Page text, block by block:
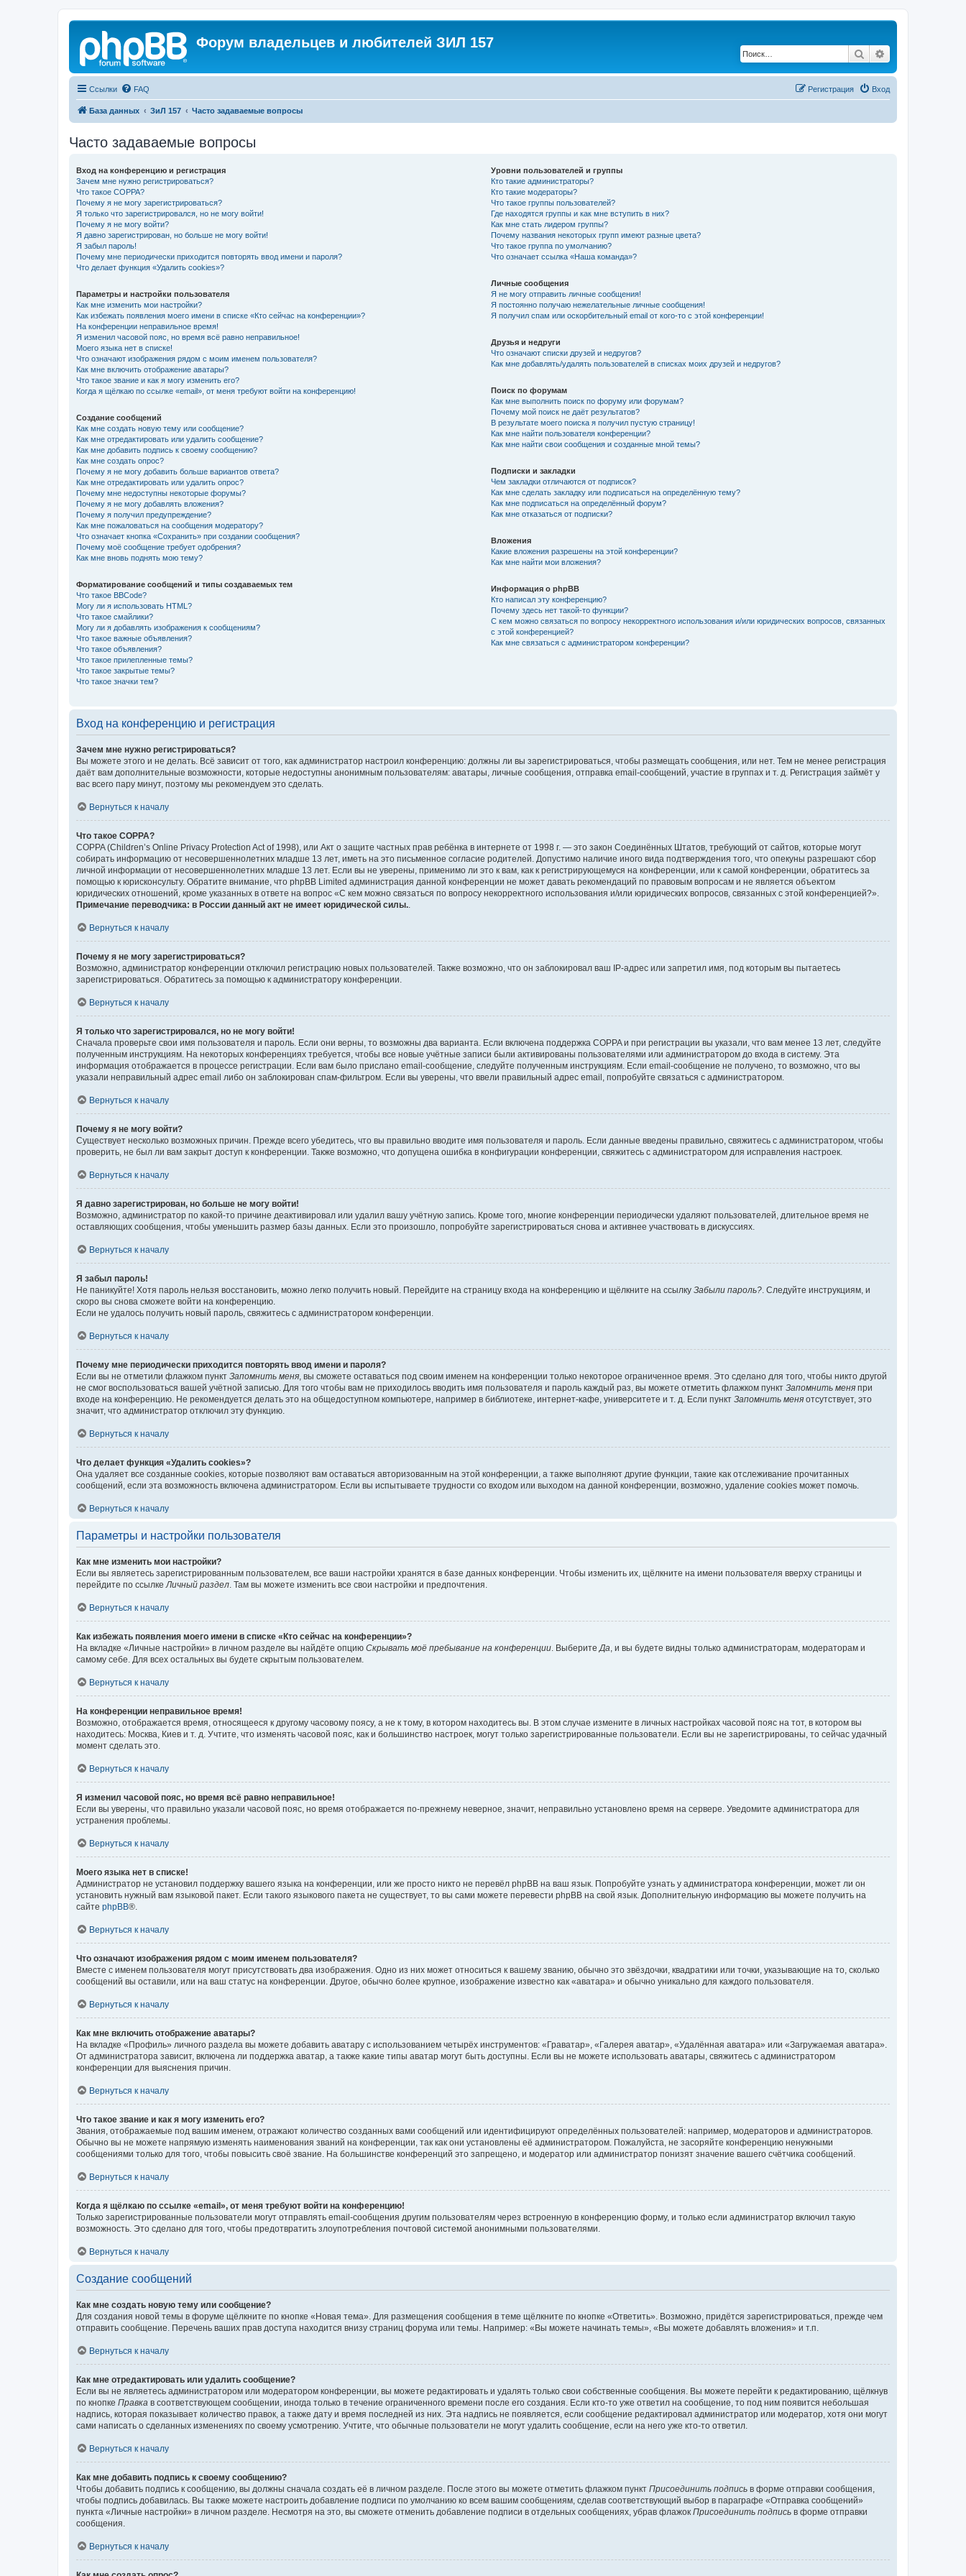
Форум владельцев и любителей ЗИЛ 157
Поиск
Ссылки FAQ Вход
Регистрация
База данных ЗиЛ 157 Часто задаваемые вопросы
Часто задаваемые вопросы
Вход на конференцию и регистрация
Зачем мне нужно регистрироваться?
Что такое COPPA?
Почему я не могу зарегистрироваться?
Я только что зарегистрировался, но не могу войти!
Почему я не могу войти?
Я давно зарегистрирован, но больше не могу войти!
Я забыл пароль!
Почему мне периодически приходится повторять ввод имени и пароля?
Что делает функция «Удалить cookies»?
Параметры и настройки пользователя
Как мне изменить мои настройки?
Как избежать появления моего имени в списке «Кто сейчас на конференции»?
На конференции неправильное время!
Я изменил часовой пояс, но время всё равно неправильное!
Моего языка нет в списке!
Что означают изображения рядом с моим именем пользователя?
Как мне включить отображение аватары?
Что такое звание и как я могу изменить его?
Когда я щёлкаю по ссылке «email», от меня требуют войти на конференцию!
Создание сообщений
Как мне создать новую тему или сообщение?
Как мне отредактировать или удалить сообщение?
Как мне добавить подпись к своему сообщению?
Как мне создать опрос?
Почему я не могу добавить больше вариантов ответа?
Как мне отредактировать или удалить опрос?
Почему мне недоступны некоторые форумы?
Почему я не могу добавлять вложения?
Почему я получил предупреждение?
Как мне пожаловаться на сообщения модератору?
Что означает кнопка «Сохранить» при создании сообщения?
Почему моё сообщение требует одобрения?
Как мне вновь поднять мою тему?
Форматирование сообщений и типы создаваемых тем
Что такое BBCode?
Могу ли я использовать HTML?
Что такое смайлики?
Могу ли я добавлять изображения к сообщениям?
Что такое важные объявления?
Что такое объявления?
Что такое прилепленные темы?
Что такое закрытые темы?
Что такое значки тем?
Уровни пользователей и группы
Кто такие администраторы?
Кто такие модераторы?
Что такое группы пользователей?
Где находятся группы и как мне вступить в них?
Как мне стать лидером группы?
Почему названия некоторых групп имеют разные цвета?
Что такое группа по умолчанию?
Что означает ссылка «Наша команда»?
Личные сообщения
Я не могу отправить личные сообщения!
Я постоянно получаю нежелательные личные сообщения!
Я получил спам или оскорбительный email от кого-то с этой конференции!
Друзья и недруги
Что означают списки друзей и недругов?
Как мне добавлять/удалять пользователей в списках моих друзей и недругов?
Поиск по форумам
Как мне выполнить поиск по форуму или форумам?
Почему мой поиск не даёт результатов?
В результате моего поиска я получил пустую страницу!
Как мне найти пользователя конференции?
Как мне найти свои сообщения и созданные мной темы?
Подписки и закладки
Чем закладки отличаются от подписок?
Как мне сделать закладку или подписаться на определённую тему?
Как мне подписаться на определённый форум?
Как мне отказаться от подписки?
Вложения
Какие вложения разрешены на этой конференции?
Как мне найти мои вложения?
Информация о phpBB
Кто написал эту конференцию?
Почему здесь нет такой-то функции?
С кем можно связаться по вопросу некорректного использования и/или юридических вопросов, связанных
с этой конференцией?
Как мне связаться с администратором конференции?
Вход на конференцию и регистрация
Зачем мне нужно регистрироваться?
Вы можете этого и не делать. Всё зависит от того, как администратор настроил конференцию: должны ли вы зарегистрироваться, чтобы размещать сообщения, или нет. Тем не менее регистрация
даёт вам дополнительные возможности, которые недоступны анонимным пользователям: аватары, личные сообщения, отправка email-сообщений, участие в группах и т. д. Регистрация займёт у
вас всего пару минут, поэтому мы рекомендуем это сделать.
Вернуться к началу
Что такое COPPA?
COPPA (Children’s Online Privacy Protection Act of 1998), или Акт о защите частных прав ребёнка в интернете от 1998 г. — это закон Соединённых Штатов, требующий от сайтов, которые могут
собирать информацию от несовершеннолетних младше 13 лет, иметь на это письменное согласие родителей. Допустимо наличие иного вида подтверждения того, что опекуны разрешают сбор
личной информации от несовершеннолетних младше 13 лет. Если вы не уверены, применимо ли это к вам, как к регистрирующемуся на конференции, или к самой конференции, обратитесь за
помощью к юрисконсульту. Обратите внимание, что phpBB Limited администрация данной конференции не может давать рекомендаций по правовым вопросам и не является объектом
юридических отношений, кроме указанных в ответе на вопрос «С кем можно связаться по вопросу некорректного использования и/или юридических вопросов, связанных с этой конференцией?».
Примечание переводчика: в России данный акт не имеет юридической силы..
Вернуться к началу
Почему я не могу зарегистрироваться?
Возможно, администратор конференции отключил регистрацию новых пользователей. Также возможно, что он заблокировал ваш IP-адрес или запретил имя, под которым вы пытаетесь
зарегистрироваться. Обратитесь за помощью к администратору конференции.
Вернуться к началу
Я только что зарегистрировался, но не могу войти!
Сначала проверьте свои имя пользователя и пароль. Если они верны, то возможны два варианта. Если включена поддержка COPPA и при регистрации вы указали, что вам менее 13 лет, следуйте
полученным инструкциям. На некоторых конференциях требуется, чтобы все новые учётные записи были активированы пользователями или администратором до входа в систему. Эта
информация отображается в процессе регистрации. Если вам было прислано email-сообщение, следуйте полученным инструкциям. Если email-сообщение не получено, то возможно, что вы
указали неправильный адрес email либо он заблокирован спам-фильтром. Если вы уверены, что ввели правильный адрес email, попробуйте связаться с администратором.
Вернуться к началу
Почему я не могу войти?
Существует несколько возможных причин. Прежде всего убедитесь, что вы правильно вводите имя пользователя и пароль. Если данные введены правильно, свяжитесь с администратором, чтобы
проверить, не был ли вам закрыт доступ к конференции. Также возможно, что допущена ошибка в конфигурации конференции, свяжитесь с администратором для исправления настроек.
Вернуться к началу
Я давно зарегистрирован, но больше не могу войти!
Возможно, администратор по какой-то причине деактивировал или удалил вашу учётную запись. Кроме того, многие конференции периодически удаляют пользователей, длительное время не
оставляющих сообщения, чтобы уменьшить размер базы данных. Если это произошло, попробуйте зарегистрироваться снова и активнее участвовать в дискуссиях.
Вернуться к началу
Я забыл пароль!
Не паникуйте! Хотя пароль нельзя восстановить, можно легко получить новый. Перейдите на страницу входа на конференцию и щёлкните на ссылку Забыли пароль?. Следуйте инструкциям, и
скоро вы снова сможете войти на конференцию.
Если не удалось получить новый пароль, свяжитесь с администратором конференции.
Вернуться к началу
Почему мне периодически приходится повторять ввод имени и пароля?
Если вы не отметили флажком пункт Запомнить меня, вы сможете оставаться под своим именем на конференции только некоторое ограниченное время. Это сделано для того, чтобы никто другой
не смог воспользоваться вашей учётной записью. Для того чтобы вам не приходилось вводить имя пользователя и пароль каждый раз, вы можете отметить флажком пункт Запомнить меня при
входе на конференцию. Не рекомендуется делать это на общедоступном компьютере, например в библиотеке, интернет-кафе, университете и т. д. Если пункт Запомнить меня отсутствует, это
значит, что администратор отключил эту функцию.
Вернуться к началу
Что делает функция «Удалить cookies»?
Она удаляет все созданные cookies, которые позволяют вам оставаться авторизованным на этой конференции, а также выполняют другие функции, такие как отслеживание прочитанных
сообщений, если эта возможность включена администратором. Если вы испытываете трудности со входом или выходом на данной конференции, возможно, удаление cookies может помочь.
Вернуться к началу
Параметры и настройки пользователя
Как мне изменить мои настройки?
Если вы являетесь зарегистрированным пользователем, все ваши настройки хранятся в базе данных конференции. Чтобы изменить их, щёлкните на имени пользователя вверху страницы и
перейдите по ссылкеЛичный раздел. Там вы можете изменить все свои настройки и предпочтения.
Вернуться к началу
Как избежать появления моего имени в списке «Кто сейчас на конференции»?
На вкладке «Личные настройки» в личном разделе вы найдёте опцию Скрывать моё пребывание на конференции. ВыберитеДа, и вы будете видны только администраторам, модераторам и
самому себе. Для всех остальных вы будете скрытым пользователем.
Вернуться к началу
На конференции неправильное время!
Возможно, отображается время, относящееся к другому часовому поясу, а не к тому, в котором находитесь вы. В этом случае измените в личных настройках часовой пояс на тот, в котором вы
находитесь: Москва, Киев и т. д. Учтите, что изменять часовой пояс, как и большинство настроек, могут только зарегистрированные пользователи. Если вы не зарегистрированы, то сейчас удачный
момент сделать это.
Вернуться к началу
Я изменил часовой пояс, но время всё равно неправильное!
Если вы уверены, что правильно указали часовой пояс, но время отображается по-прежнему неверное, значит, неправильно установлено время на сервере. Уведомите администратора для
устранения проблемы.
Вернуться к началу
Моего языка нет в списке!
Администратор не установил поддержку вашего языка на конференции, или же просто никто не перевёл phpBB на ваш язык. Попробуйте узнать у администратора конференции, может ли он
установить нужный вам языковой пакет. Если такого языкового пакета не существует, то вы сами можете перевести phpBB на свой язык. Дополнительную информацию вы можете получить на
сайте phpBB®.
Вернуться к началу
Что означают изображения рядом с моим именем пользователя?
Вместе с именем пользователя могут присутствовать два изображения. Одно из них может относиться к вашему званию, обычно это звёздочки, квадратики или точки, указывающие на то, сколько
сообщений вы оставили, или на ваш статус на конференции. Другое, обычно более крупное, изображение известно как «аватара» и обычно уникально для каждого пользователя.
Вернуться к началу
Как мне включить отображение аватары?
На вкладке «Профиль» личного раздела вы можете добавить аватару с использованием четырёх инструментов: «Граватар», «Галерея аватар», «Удалённая аватара» или «Загружаемая аватара».
От администратора зависит, включена ли поддержка аватар, а также какие типы аватар могут быть доступны. Если вы не можете использовать аватары, свяжитесь с администратором
конференции для выяснения причин.
Вернуться к началу
Что такое звание и как я могу изменить его?
Звания, отображаемые под вашим именем, отражают количество созданных вами сообщений или идентифицируют определённых пользователей: например, модераторов и администраторов.
Обычно вы не можете напрямую изменять наименования званий на конференции, так как они установлены её администратором. Пожалуйста, не засоряйте конференцию ненужными
сообщениями только для того, чтобы повысить своё звание. На большинстве конференций это запрещено, и модератор или администратор понизят значение вашего счётчика сообщений.
Вернуться к началу
Когда я щёлкаю по ссылке «email», от меня требуют войти на конференцию!
Только зарегистрированные пользователи могут отправлять email-сообщения другим пользователям через встроенную в конференцию форму, и только если администратор включил такую
возможность. Это сделано для того, чтобы предотвратить злоупотребления почтовой системой анонимными пользователями.
Вернуться к началу
Создание сообщений
Как мне создать новую тему или сообщение?
Для создания новой темы в форуме щёлкните по кнопке «Новая тема». Для размещения сообщения в теме щёлкните по кнопке «Ответить». Возможно, придётся зарегистрироваться, прежде чем
отправить сообщение. Перечень ваших прав доступа находится внизу страниц форума или темы. Например: «Вы можете начинать темы», «Вы можете добавлять вложения» и т.п.
Вернуться к началу
Как мне отредактировать или удалить сообщение?
Если вы не являетесь администратором или модератором конференции, вы можете редактировать и удалять только свои собственные сообщения. Вы можете перейти к редактированию, щёлкнув
по кнопке Правка в соответствующем сообщении, иногда только в течение ограниченного времени после его создания. Если кто-то уже ответил на сообщение, то под ним появится небольшая
надпись, которая показывает количество правок, а также дату и время последней из них. Эта надпись не появляется, если сообщение редактировал администратор или модератор, хотя они могут
сами написать о сделанных изменениях по своему усмотрению. Учтите, что обычные пользователи не могут удалить сообщение, если на него уже кто-то ответил.
Вернуться к началу
Как мне добавить подпись к своему сообщению?
Чтобы добавить подпись к сообщению, вы должны сначала создать её в личном разделе. После этого вы можете отметить флажком пункт Присоединить подпись в форме отправки сообщения,
чтобы подпись добавилась. Вы также можете настроить добавление подписи по умолчанию ко всем вашим сообщениям, сделав соответствующий выбор в параграфе «Отправка сообщений»
пункта «Личные настройки» в личном разделе. Несмотря на это, вы сможете отменить добавление подписи в отдельных сообщениях, убрав флажок Присоединить подпись в форме отправки
сообщения.
Вернуться к началу